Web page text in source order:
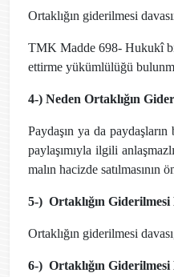
Ortaklığın giderilmesi
TMK Madde 698- Hukukî
ettirme yükümlülüğü
4-) Neden Ortaklığın
Paydaşın ya da
paylaşımıyla ilgili
malın hacizde satılmasının
5-) Ortaklığın Giderilmesi
Ortaklığın giderilmesi
6-) Ortaklığın Giderilmesi